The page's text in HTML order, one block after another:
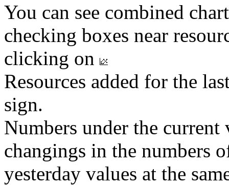
You can see combined
checking boxes near
clicking on
Resources added for the
sign.
Numbers under the
changings in the numbers
yesterday values at the